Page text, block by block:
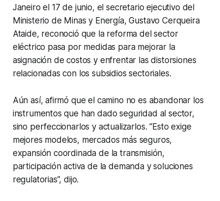
Janeiro el 17 de junio, el secretario ejecutivo del
Ministerio de Minas y Energía, Gustavo Cerqueira
Ataide, reconoció que la reforma del sector
eléctrico pasa por medidas para mejorar la
asignación de costos y enfrentar las distorsiones
relacionadas con los subsidios sectoriales.
Aún así, afirmó que el camino no es abandonar los
instrumentos que han dado seguridad al sector,
sino perfeccionarlos y actualizarlos. “Esto exige
mejores modelos, mercados más seguros,
expansión coordinada de la transmisión,
participación activa de la demanda y soluciones
regulatorias”, dijo.